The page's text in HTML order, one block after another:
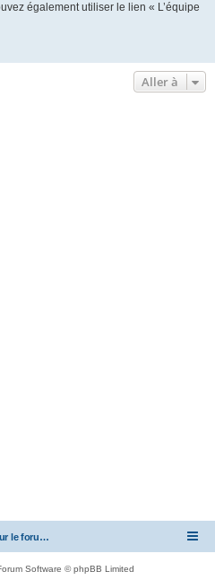
également utiliser le lien « L’équipe
Aller à
Bienvenue sur le forum des scooters de la gamme SYM
Software © phpBB Limited